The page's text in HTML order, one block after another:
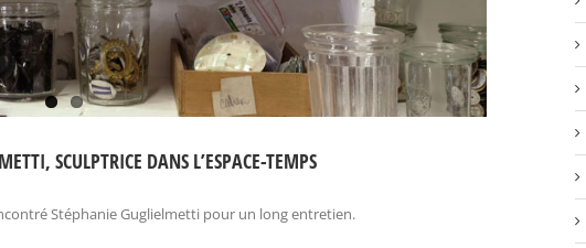
SCULPTRICE DANS L’ESPACE-TEMPS
Stéphanie Guglielmetti pour un long entretien.